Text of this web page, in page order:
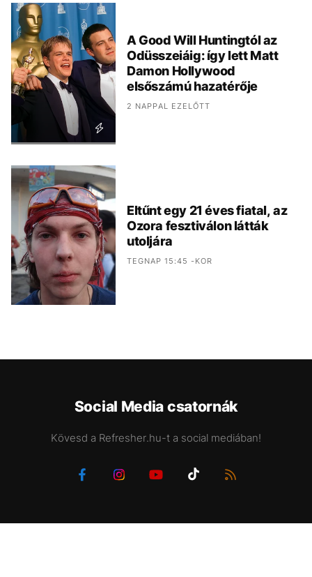
A Good Will Huntingtól az
Odüsszeiáig: így lett Matt
Damon Hollywood
elsőszámú hazatérője
2 NAPPAL EZELŐTT
Eltűnt egy 21 éves fiatal, az
Ozora fesztiválon látták
utoljára
TEGNAP 15:45 -KOR
Social Media csatornák
Kövesd a Refresher.hu-t a social mediában!